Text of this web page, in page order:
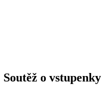
Soutěž o vstupenky